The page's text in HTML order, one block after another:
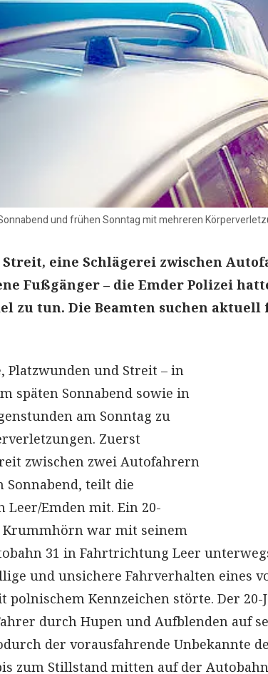
und frühen Sonntag mit mehreren
eine Schlägerei zwischen
Fußgänger – die Emder Polizei
zu tun. Die Beamten suchen
Platzwunden und Streit – in
späten Sonnabend sowie in
am Sonntag zu
Zuerst
zwischen zwei Autofahrern
Sonnabend, teilt die
Leer/Emden mit. Ein 20-
Krummhörn war mit seinem
31 in Fahrtrichtung Leer
und unsichere Fahrverhalten eines
polnischem Kennzeichen störte. Der 20-
durch Hupen und Aufblenden auf
der vorausfahrende Unbekannte
zum Stillstand mitten auf der